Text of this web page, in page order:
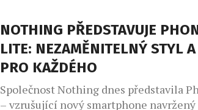
ve které jsou talentovaní fanoušci
podíleli na vývoji skutečných zařízení.
aby program vnímal komunitu pouze
zpětné vazby, objevuje vycházející
NOTHING PŘEDSTAVUJE
LITE: NEZAMĚNITELNÝ STYL A
PRO KAŽDÉHO
Společnost Nothing dnes představila
– vzrušující nový smartphone navržený